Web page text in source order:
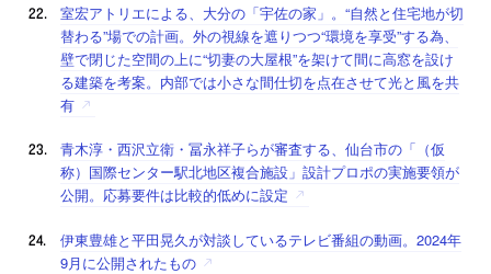
室宏アトリエによる、大分の「宇佐の家」。“自然と住宅地が切
替わる”場での計画。外の視線を遮りつつ“環境を享受”する為、
壁で閉じた空間の上に“切妻の大屋根”を架けて間に高窓を設け
る建築を考案。内部では小さな間仕切を点在させて光と風を共
有
青木淳・西沢立衛・冨永祥子らが審査する、仙台市の「（仮
称）国際センター駅北地区複合施設」設計プロポの実施要領が
公開。応募要件は比較的低めに設定
伊東豊雄と平田晃久が対談しているテレビ番組の動画。2024年
9月に公開されたもの